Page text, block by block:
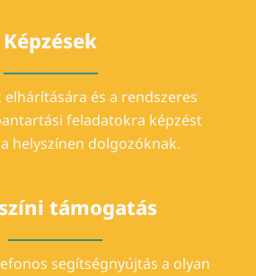
Képzések
elhárítására és a rendszeres
feladatokra képzést
helyszínen dolgozóknak.
támogatás
segítségnyújtás a olyan